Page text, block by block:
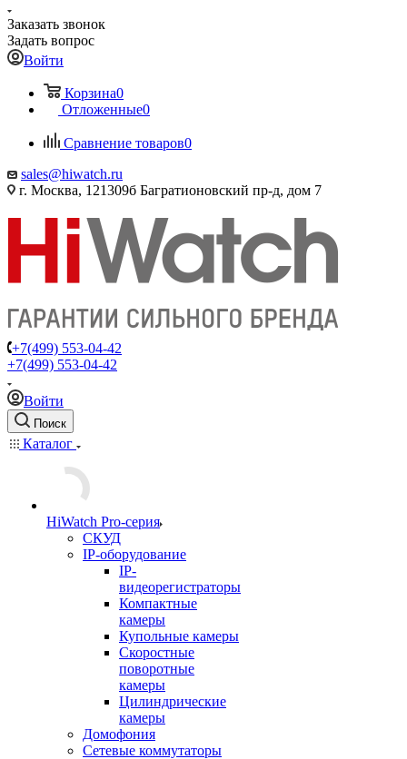
Заказать звонок
Задать вопрос
Войти
Корзина0
Отложенные0
Сравнение товаров0
sales@hiwatch.ru
г. Москва, 121309б Багратионовский пр-д, дом 7
+7(499) 553-04-42
+7(499) 553-04-42
Войти
Поиск
Каталог
HiWatch Pro-серия
CКУД
IP-оборудование
IP-
видеорегистраторы
Компактные
камеры
Купольные камеры
Скоростные
поворотные
камеры
Цилиндрические
камеры
Домофония
Сетевые коммутаторы